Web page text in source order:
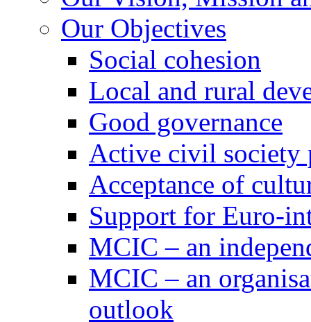
Our Objectives
Social cohesion
Local and rural
Good governance
Active civil society
Acceptance of
Support for Euro-
MCIC – an
MCIC – an
outlook